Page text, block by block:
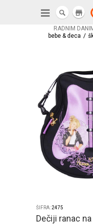
RADNIM
store
bebe & deca /
ŠIFRA:2475
Dečiji ranac